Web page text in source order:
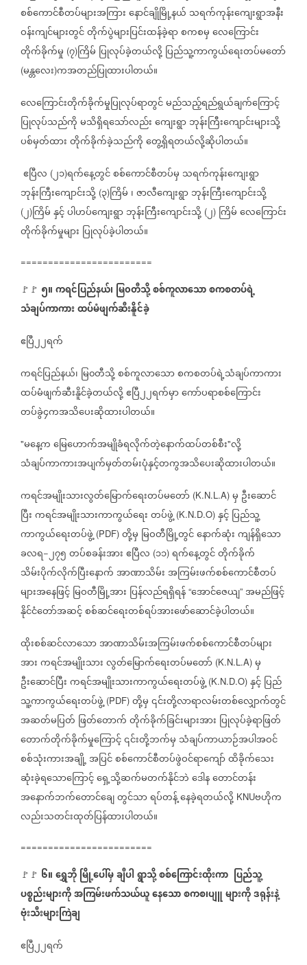
စစ်ကောင်စီတပ်များအကြားနောင်ချိုမြို့နယ် သရက်ကုန်းကျေးရွာအနီး
ဝန်းကျင်များတွင်တိုက်ပွဲများပြင်းထန်ခဲ့ရာစကစမှလေကြောင်း
တိုက်ခိုက်မှု (၇)ကြိမ် ပြုလုပ်ခဲ့တယ်လို့ပြည်သူ့ကာကွယ်ရေးတပ်မတော်
(မန္တလေး)ကအတည်ပြုထားပါတယ်။
လေကြောင်းတိုက်ခိုက်မှုပြုလုပ်ရာတွင်မည်သည့်ရည်ရွယ်ချက်ကြောင့်
ပြုလုပ်သည်ကိုမသိရှိရသော်လည်းကျေးရွာဘုန်းကြီးကျောင်းများသို့
ပစ်မှတ်ထားတိုက်ခိုက်ခဲ့သည်ကိုတွေ့ရှိရတယ်လို့ဆိုပါတယ်။
ဧပြီလ (၂၁)ရက်နေ့တွင်စစ်ကောင်စီတပ်မှ သရက်ကုန်းကျေးရွာ
ဘုန်းကြီးကျောင်းသို့ (၃)ကြိမ် ၊ဇာလီကျေးရွာဘုန်းကြီးကျောင်းသို့
(၂)ကြိမ်နှင့်ပါဟပ်ကျေးရွာဘုန်းကြီးကျောင်းသို့ (၂) ကြိမ်လေကြောင်း
တိုက်ခိုက်မှုများ ပြုလုပ်ခဲ့ပါတယ်။
========================
🚩🚩 ၅။ကရင်ပြည်နယ်၊ မြ၀တီသို့စစ်ကူလာသောစကစတပ်ရဲ့
သံချပ်ကာကားထပ်မံဖျက်ဆီးနိူင်ခဲ့
ဧပြီ၂၂ရက်
ကရင်ပြည်နယ်၊ မြ၀တီသို့စစ်ကူလာသောစကစတပ်ရဲ့သံချပ်ကာကား
ထပ်မံဖျက်ဆီးနိူင်ခဲ့တယ်လို့ဧပြီ၂၂ရက်မှာကော်ပရာစစ်ကြောင်း
တပ်ခွဲ၄ကအသိပေးဆိုထားပါတယ်။
"မနေ့ကမြေဟောက်အမျိုခံရလိုက်တဲ့နောက်ထပ်တစ်စီး"လို့
သံချပ်ကာကားအပျက်မှတ်တမ်းပုံနှင့်တကွအသိပေးဆိုထားပါတယ်။
ကရင်အမျိုးသားလွတ်မြောက်ရေးတပ်မတော် (K.N.L.A) မှ ဦးဆောင်
ပြီးကရင်အမျိုးသားကာကွယ်ရေးတပ်ဖွဲ့ (K.N.D.O) နှင့်ပြည်သူ့
ကာကွယ်ရေးတပ်ဖွဲ့ (PDF) တို့မှ မြဝတီမြို့တွင်နောက်ဆုံးကျန်ရှိသော
ခလရ−၂၇၅တပ်စခန်းအားဧပြီလ (၁၁) ရက်နေ့တွင်တိုက်ခိုက်
သိမ်းပိုက်လိုက်ပြီးနောက်အာဏာသိမ်းအကြမ်းဖက်စစ်ကောင်စီတပ်
များအနေဖြင့်မြဝတီမြို့အား ပြန်လည်ရရှိရန် “အောင်ဇေယျ” အမည်ဖြင့်
နိုင်ငံတော်အဆင့်စစ်ဆင်ရေးတစ်ရပ်အားဖော်ဆောင်ခဲ့ပါတယ်။
ထိုးစစ်ဆင်လာသောအာဏာသိမ်းအကြမ်းဖက်စစ်ကောင်စီတပ်များ
အားကရင်အမျိုးသားလွတ်မြောက်ရေးတပ်မတော် (K.N.L.A) မှ
ဦးဆောင်ပြီးကရင်အမျိုးသားကာကွယ်ရေးတပ်ဖွဲ့ (K.N.D.O) နှင့်ပြည်
သူ့ကာကွယ်ရေးတပ်ဖွဲ့ (PDF) တို့မှ၎င်းတို့လာရာလမ်းတစ်လျှောက်တွင်
အဆတ်မပြတ် ဖြတ်တောက်တိုက်ခိုက်ခြင်းများအား ပြုလုပ်ခဲ့ရာဖြတ်
တောက်တိုက်ခိုက်မှုကြောင့်၎င်းတို့ဘက်မှ သံချပ်ကာယာဉ်အပါအဝင်
စစ်သုံးကားအချို့အပြင်စစ်ကောင်စီတပ်ဖွဲဝင်ရာကျော်ထိခိုက်သေး
ဆုံးခဲ့ရသောကြောင့်ရှေ့သို့ဆက်မတက်နိုင်ဘဲဒေါနတောင်တန်း
အနောက်ဘက်တောင်ချေတွင်သာရပ်တန့်နေခဲ့ရတယ်လို့ KNUဗဟိုက
လည်းသတင်းထုတ်ပြန်ထားပါတယ်။
========================
🚩🚩 ၆။ရွှေဘိုမြို့ပေါ်မှချီပါရွာသို့စစ်ကြောင်းထိုးကာ ပြည်သူ့
ပစ္စည်းများကိုအကြမ်းဖက်သယ်ယူနေသောစကစ၊ပျူများကိုဒရုန်းနဲ့
ဗုံးသီးများကြဲချ
ဧပြီ၂၂ရက်